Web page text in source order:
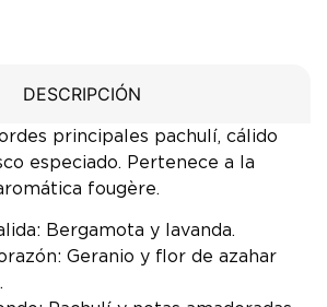
DESCRIPCIÓN
principales pachulí, cálido
especiado. Pertenece a la
fougère.
Bergamota y lavanda.
Geranio y flor de azahar